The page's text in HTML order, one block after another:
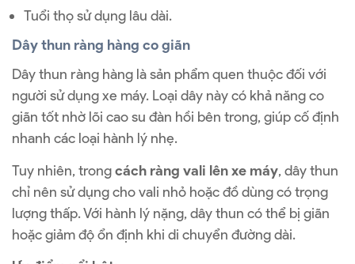
Tuổi thọ sử dụng lâu dài.
Dây thun ràng hàng co giãn
Dây thun ràng hàng là sản phẩm quen thuộc đối với
người sử dụng xe máy. Loại dây này có khả năng co
giãn tốt nhờ lõi cao su đàn hồi bên trong, giúp cố định
nhanh các loại hành lý nhẹ.
Tuy nhiên, trongcách ràng vali lên xe máy, dây thun
chỉ nên sử dụng cho vali nhỏ hoặc đồ dùng có trọng
lượng thấp. Với hành lý nặng, dây thun có thể bị giãn
hoặc giảm độ ổn định khi di chuyển đường dài.